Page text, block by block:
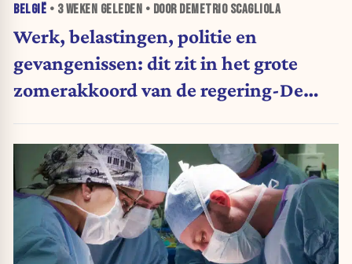
BELGIË • 3 WEKEN GELEDEN • DOOR DEMETRIO SCAGLIOLA
Werk, belastingen, politie en
gevangenissen: dit zit in het grote
zomerakkoord van de regering-De